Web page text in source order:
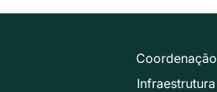
Coordenação
Infraestrutura